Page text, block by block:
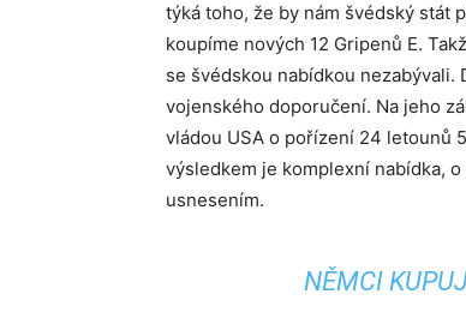
týká toho, že by nám švédský stát
koupíme nových 12 Gripenů E.
se švédskou nabídkou nezabývali.
vojenského doporučení. Na jeho
vládou USA o pořízení 24 letounů
výsledkem je komplexní nabídka,
usnesením.
NĚMCI